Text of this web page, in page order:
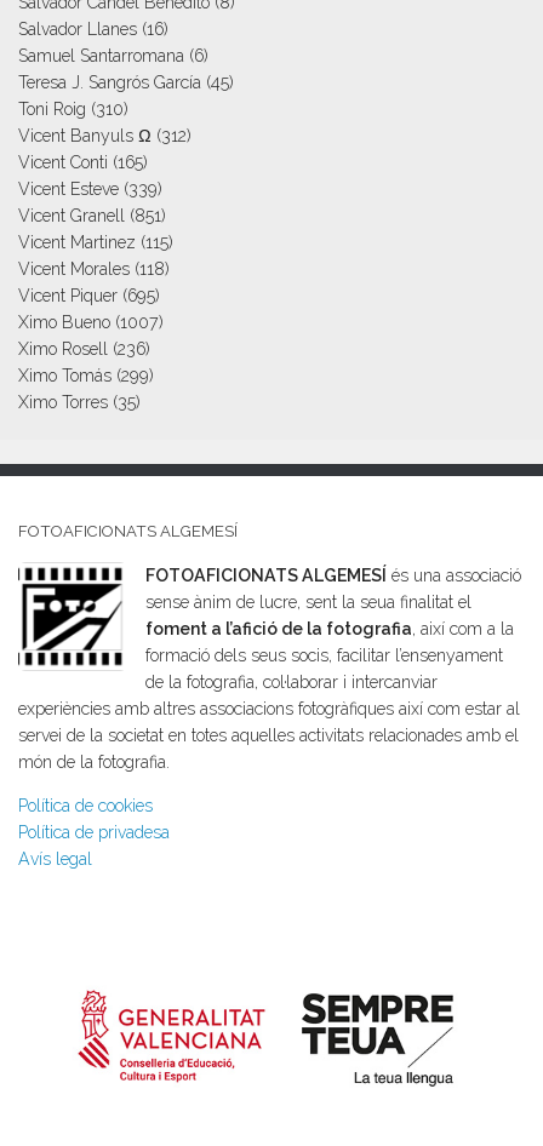
Salvador Llanes (16)
Samuel Santarromana (6)
Teresa J. Sangrós García (45)
Toni Roig (310)
Vicent Banyuls Ω (312)
Vicent Conti (165)
Vicent Esteve (339)
Vicent Granell
(851)
Vicent Martinez (115)
Vicent Morales (118)
Vicent Piquer (695)
Ximo Bueno (1007)
Ximo Rosell
(236)
Ximo Tomás (299)
Ximo Torres (35)
FOTOAFICIONATS ALGEMESÍ
FOTOAFICIONATS ALGEMESÍ és una associació
sense ànim de lucre, sent la seua finalitat el
foment a l’afició de la fotografia, així com a la
formació dels seus socis, facilitar l’ensenyament
de la fotografia, col·laborar i intercanviar
experiències amb altres associacions fotogràfiques així com estar al
servei de la societat en totes aquelles activitats relacionades amb el
món de la fotografia.
Política de cookies
Política de privadesa
Avís legal